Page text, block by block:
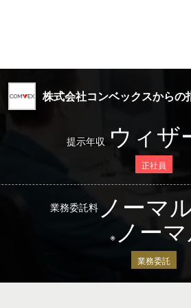
株式会社コンベックスからの
提示年収 ウィザ
正社員
業務委託料 ノーマ
※ ノー
業務委託